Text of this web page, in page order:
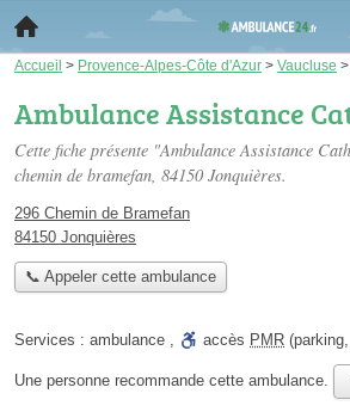
Accueil > Provence-Alpes-Côte d'Azur > Vaucluse >
Ambulance Assistance
Cette fiche présente "Ambulance Assistance
chemin de bramefan, 84150 Jonquières.
296 Chemin de Bramefan
84150 Jonquières
📞 Appeler cette ambulance
Services : ambulance , accès PMR
Une personne recommande cette ambulance.